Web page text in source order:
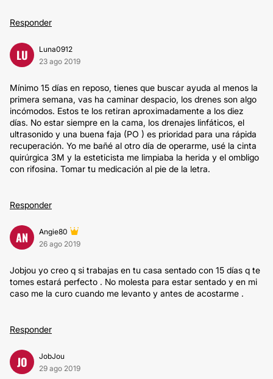
Responder
LU
Luna0912
23 ago 2019
Mínimo 15 días en reposo, tienes que buscar ayuda al menos la
primera semana, vas ha caminar despacio, los drenes son algo
incómodos. Estos te los retiran aproximadamente a los diez
días. No estar siempre en la cama, los drenajes linfáticos, el
ultrasonido y una buena faja (PO ) es prioridad para una rápida
recuperación. Yo me bañé al otro día de operarme, usé la cinta
quirúrgica 3M y la esteticista me limpiaba la herida y el ombligo
con rifosina. Tomar tu medicación al pie de la letra.
Responder
AN
Angie80
26 ago 2019
Jobjou yo creo q si trabajas en tu casa sentado con 15 días q te
tomes estará perfecto . No molesta para estar sentado y en mi
caso me la curo cuando me levanto y antes de acostarme .
Responder
JO
JobJou
29 ago 2019